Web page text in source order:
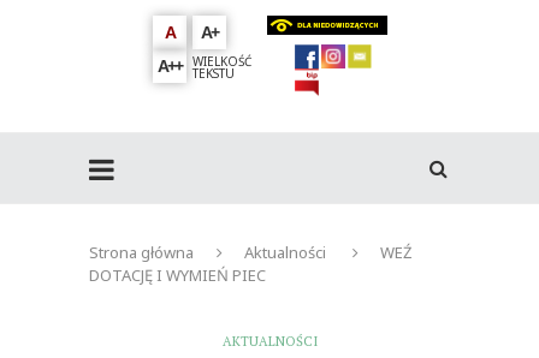
A
A+
A++
WIELKOŚĆ
TEKSTU
Strona główna Aktualności
WEŹ
DOTACJĘ I WYMIEŃ PIEC
AKTUALNOŚCI